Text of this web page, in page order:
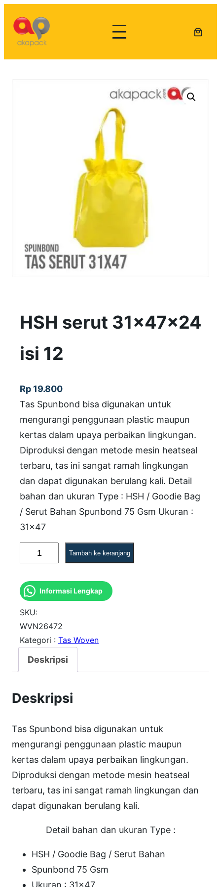
konten
HSH serut 31x47x24
isi 12
Rp 19.800
Tas Spunbond bisa digunakan untuk
mengurangi penggunaan plastic maupun
kertas dalam upaya perbaikan lingkungan.
Diproduksi dengan metode mesin heatseal
terbaru, tas ini sangat ramah lingkungan
dan dapat digunakan berulang kali. Detail
bahan dan ukuran Type : HSH / Goodie Bag
/ Serut Bahan Spunbond 75 Gsm Ukuran :
31×47
u
a
n
t
i
t
S
s
e
r
u
t
3
4
7
Tambah ke keranjang
Informasi Lengkap
SKU:
WVN26472
Kategori : Tas Woven
Deskripsi
Deskripsi
Tas Spunbond bisa digunakan untuk
mengurangi penggunaan plastic maupun
kertas dalam upaya perbaikan lingkungan.
Diproduksi dengan metode mesin heatseal
terbaru, tas ini sangat ramah lingkungan dan
dapat digunakan berulang kali.
Detail bahan dan ukuran Type :
HSH / Goodie Bag / Serut Bahan
Spunbond 75 Gsm
Ukuran : 31×47